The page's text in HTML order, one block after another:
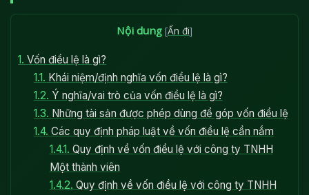
Nội dung [Ẩn đi]
1. Vốn điều lệ là gì?
1.1. Khái niệm/định nghĩa vốn điều lệ là gì?
1.2. Ý nghĩa/vai trò của vốn điều lệ là gì?
1.3. Những tài sản được phép dùng để góp vốn điều lệ
1.4. Các quy định pháp luật về vốn điều lệ cần nắm
1.4.1. Quy định về vốn điều lệ với công ty TNHH
Một thành viên
1.4.2. Quy định về vốn điều lệ với công ty TNHH